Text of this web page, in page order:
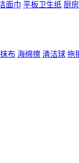
面巾 平板卫生纸 厨
布 海绵擦 清洁球 拖